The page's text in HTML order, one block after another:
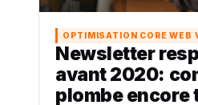
OPTIMISATION CORE WEB
Newsletter
avant 2020:
plombe encore